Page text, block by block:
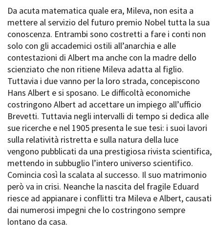
Attrici-Attori
Beginners
LOCATION GUIDE
FILM DATABASE
BOOK DATABASE
NEWS
CASTING
STRUMENTI
Location - Accedi al tuo
profilo
Location - Nuovo utente
Newsletter
Lavora con noi
Stage - Tirocini - Scuola e
Lavoro
Elenco Operatori Economici
per affidamento lavori in
economia
Amministrazione trasparente
Bandi e gare
Contatti
Privacy
Da acuta matematica quale era, Mileva, non esita a
mettere al servizio del futuro premio Nobel tutta la sua
conoscenza. Entrambi sono costretti a fare i conti non
solo con gli accademici ostili all’anarchia e alle
contestazioni di Albert ma anche con la madre dello
scienziato che non ritiene Mileva adatta al figlio.
Tuttavia i due vanno per la loro strada, concepiscono
Hans Albert e si sposano. Le difficoltà economiche
costringono Albert ad accettare un impiego all’ufficio
Brevetti. Tuttavia negli intervalli di tempo si dedica alle
sue ricerche e nel 1905 presenta le sue tesi: i suoi lavori
sulla relatività ristretta e sulla natura della luce
vengono pubblicati da una prestigiosa rivista scientifica,
mettendo in subbuglio l’intero universo scientifico.
Comincia così la scalata al successo. Il suo matrimonio
però va in crisi. Neanche la nascita del fragile Eduard
riesce ad appianare i conflitti tra Mileva e Albert, causati
dai numerosi impegni che lo costringono sempre
lontano da casa.